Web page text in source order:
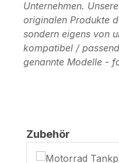
Unternehmen.
originalen Produkte
sondern eigens von
kompatibel /
genannte Modelle -
Produktgalerie
Zubehör